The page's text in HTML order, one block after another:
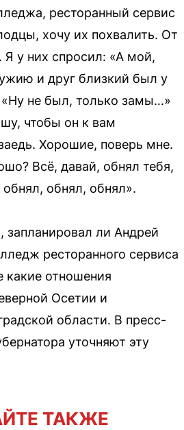
ресторанный сервис
хочу их похвалить. От
у них спросил: «А мой,
и друг близкий был у
«Ну не был, только замы…»
чтобы он к вам
Хорошие, поверь мне.
Всё, давай, обнял тебя,
обнял, обнял».
запланировал ли Андрей
ресторанного сервиса
какие отношения
Осетии и
области. В пресс-
уточняют эту
ТАКЖЕ